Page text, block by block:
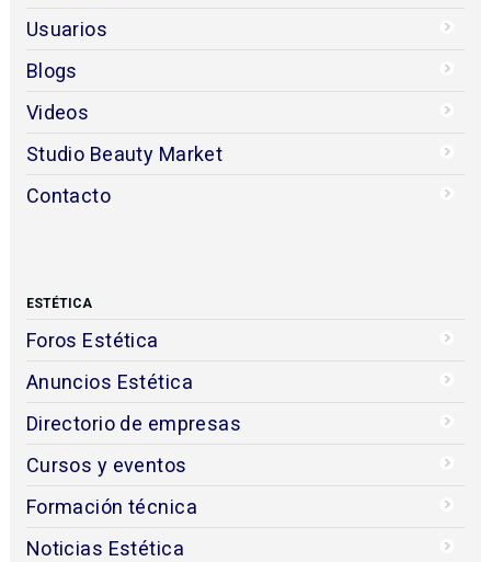
Usuarios
Blogs
Videos
Studio Beauty Market
Contacto
ESTÉTICA
Foros Estética
Anuncios Estética
Directorio de empresas
Cursos y eventos
Formación técnica
Noticias Estética